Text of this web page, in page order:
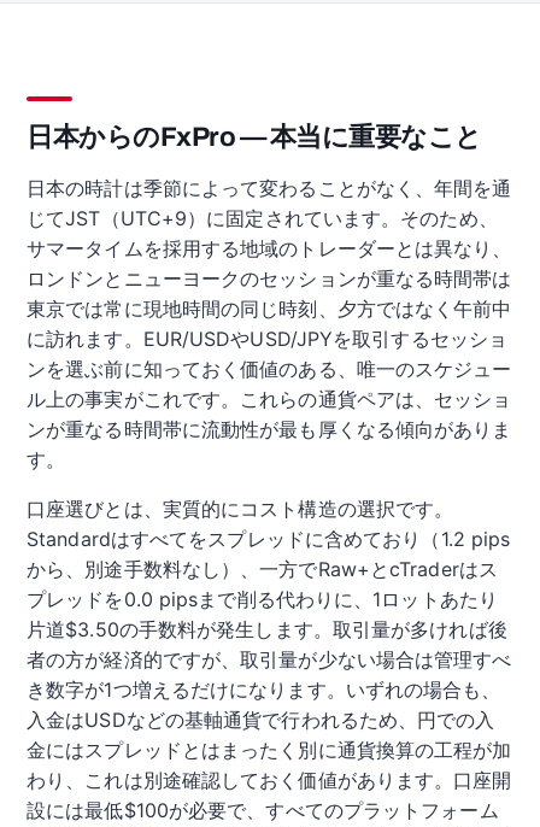
日本からのFxPro — 本当に重要なこと
日本の時計は季節によって変わることがなく、年間を通
じてJST（UTC+9）に固定されています。そのため、
サマータイムを採用する地域のトレーダーとは異なり、
ロンドンとニューヨークのセッションが重なる時間帯は
東京では常に現地時間の同じ時刻、夕方ではなく午前中
に訪れます。EUR/USDやUSD/JPYを取引するセッショ
ンを選ぶ前に知っておく価値のある、唯一のスケジュー
ル上の事実がこれです。これらの通貨ペアは、セッショ
ンが重なる時間帯に流動性が最も厚くなる傾向がありま
す。
口座選びとは、実質的にコスト構造の選択です。
Standardはすべてをスプレッドに含めており（1.2 pips
から、別途手数料なし）、一方でRaw+とcTraderはス
プレッドを0.0 pipsまで削る代わりに、1ロットあたり
片道$3.50の手数料が発生します。取引量が多ければ後
者の方が経済的ですが、取引量が少ない場合は管理すべ
き数字が1つ増えるだけになります。いずれの場合も、
入金はUSDなどの基軸通貨で行われるため、円での入
金にはスプレッドとはまったく別に通貨換算の工程が加
わり、これは別途確認しておく価値があります。口座開
設には最低$100が必要で、すべてのプラットフォーム